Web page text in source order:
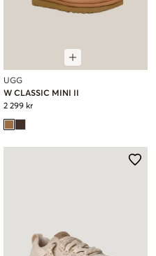
UGG
W CLASSIC MINI II
2 299 kr